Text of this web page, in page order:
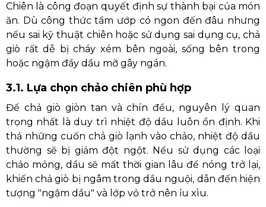
Chiên là công đoạn quyết định sự thành bại của món
ăn. Dù công thức tẩm ướp có ngon đến đâu nhưng
nếu sai kỹ thuật chiên hoặc sử dụng sai dụng cụ, chả
giò rất dễ bị cháy xém bên ngoài, sống bên trong
hoặc ngậm đầy dầu mỡ gây ngán.
3.1. Lựa chọn chảo chiên phù hợp
Để chả giò giòn tan và chín đều, nguyên lý quan
trọng nhất là duy trì nhiệt độ dầu luôn ổn định. Khi
thả những cuốn chả giò lạnh vào chảo, nhiệt độ dầu
thường sẽ bị giảm đột ngột. Nếu sử dụng các loại
chảo mỏng, dầu sẽ mất thời gian lâu để nóng trở lại,
khiến chả giò bị ngâm trong dầu nguội, dẫn đến hiện
tượng "ngậm dầu" và lớp vỏ trở nên ỉu xìu.